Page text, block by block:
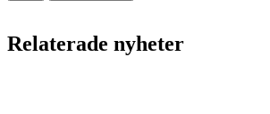
Relaterade nyheter